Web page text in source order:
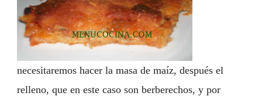
necesitaremos hacer la masa de maíz, después el
relleno, que en este caso son berberechos, y por